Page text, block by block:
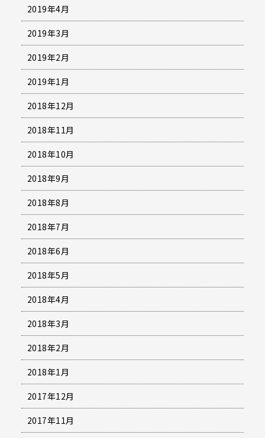
2019年4月
2019年3月
2019年2月
2019年1月
2018年12月
2018年11月
2018年10月
2018年9月
2018年8月
2018年7月
2018年6月
2018年5月
2018年4月
2018年3月
2018年2月
2018年1月
2017年12月
2017年11月